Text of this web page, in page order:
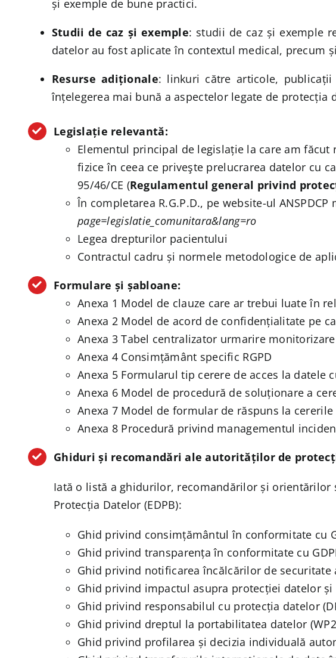
și exemple de bune practici.
Studii de caz și exemple: studii de caz și exemple
datelor au fost aplicate în contextul medical, precum
Resurse adiționale: linkuri către articole,
înțelegerea mai bună a aspectelor legate de protecția
Legislație relevantă:
Elementul principal de legislație la care am
fizice în ceea ce priveşte prelucrarea datelor cu
95/46/CE (Regulamentul general privind
În completarea R.G.P.D., pe website-ul
page=legislatie_comunitara&lang=ro
Legea drepturilor pacientului
Contractul cadru și normele metodologice de
Formulare și șabloane:
Anexa 1 Model de clauze care ar trebui luate în
Anexa 2 Model de acord de confidențialitate pe
Anexa 3 Tabel centralizator urmarire monitorizare
Anexa 4 Consimțământ specific RGPD
Anexa 5 Formularul tip cerere de acces la datele
Anexa 6 Model de procedură de soluționare a
Anexa 7 Model de formular de răspuns la
Anexa 8 Procedură privind managementul
Ghiduri și recomandări ale autorităților de
Iată o listă a ghidurilor, recomandărilor și orientărilor
Protecția Datelor (EDPB):
Ghid privind consimțământul în conformitate cu
Ghid privind transparența în conformitate cu
Ghid privind notificarea încălcărilor de securitate
Ghid privind impactul asupra protecției datelor și
Ghid privind responsabilul cu protecția datelor
Ghid privind dreptul la portabilitatea datelor
Ghid privind profilarea și decizia individuală